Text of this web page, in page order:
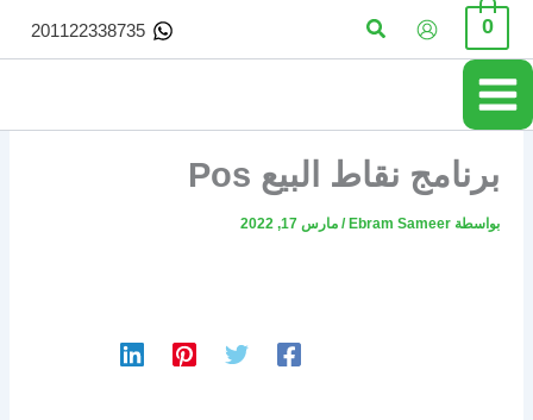
تخطي
المحتوى
0 البحث 201122338735
برنامج نقاط البيع Pos
بواسطة Ebram Sameer
/ مارس 17, 2022